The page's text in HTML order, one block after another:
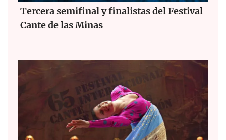
Tercera semifinal y finalistas del Festival
Cante de las Minas